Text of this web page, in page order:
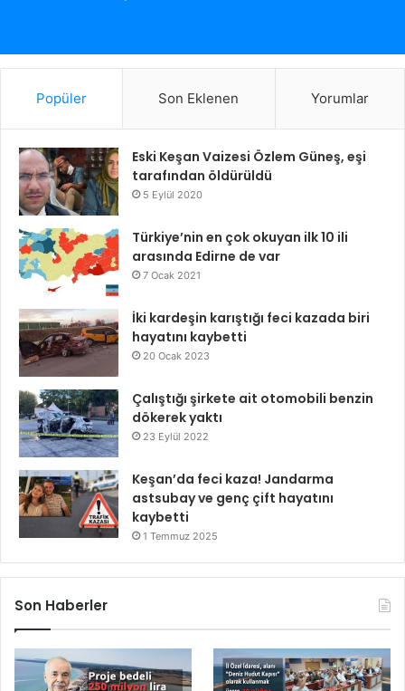
Popüler Son Eklenen Yorumlar
Eski Keşan Vaizesi Özlem Güneş, eşi
tarafından öldürüldü
5 Eylül 2020
Türkiye’nin en çok okuyan ilk 10 ili
arasında Edirne de var
7 Ocak 2021
İki kardeşin karıştığı feci kazada biri
hayatını kaybetti
20 Ocak 2023
Çalıştığı şirkete ait otomobili benzin
dökerek yaktı
23 Eylül 2022
Keşan’da feci kaza! Jandarma
astsubay ve genç çift hayatını
kaybetti
1 Temmuz 2025
Son Haberler